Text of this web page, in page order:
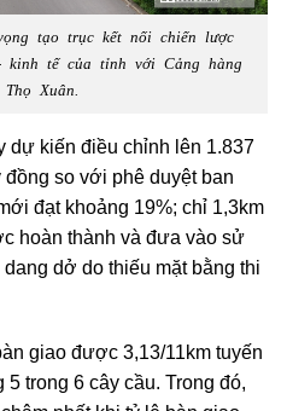
tạo trục kết nối chiến lược
kinh tế của tỉnh với Cảng hàng
Xuân.
dự kiến điều chỉnh lên 1.837
so với phê duyệt ban
đạt khoảng 19%; chỉ 1,3km
hoàn thành và đưa vào sử
dở do thiếu mặt bằng thi
giao được 3,13/11km tuyến
trong 6 cây cầu. Trong đó,